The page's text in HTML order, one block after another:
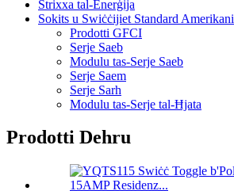
Strixxa tal-Enerġija
Sokits u Swiċċijiet Standard Amerikani
Prodotti GFCI
Serje Saeb
Modulu tas-Serje Saeb
Serje Saem
Serje Sarh
Modulu tas-Serje tal-Ħjata
Prodotti Dehru